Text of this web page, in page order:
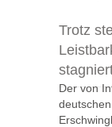
Trotz
Der von